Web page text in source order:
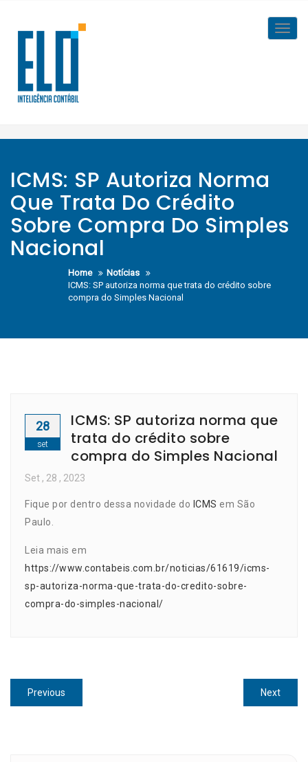
content
ICMS: SP Autoriza Norma
Que Trata Do Crédito
Sobre Compra Do Simples
Nacional
Home
Notícias
ICMS: SP autoriza norma que trata do crédito sobre
compra do Simples Nacional
28
set
ICMS: SP autoriza norma que
trata do crédito sobre
compra do Simples Nacional
Set , 28 , 2023
Fique por dentro dessa novidade do ICMS em São
Paulo.
Leia mais em
https://www.contabeis.com.br/noticias/61619/icms-
sp-autoriza-norma-que-trata-do-credito-sobre-
compra-do-simples-nacional/
Navegação
de
Previous
post:
NextNext
post: